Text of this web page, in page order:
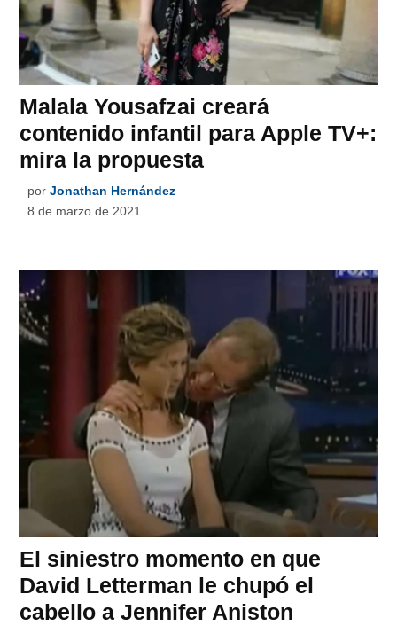
Malala Yousafzai creará
contenido infantil para Apple TV+:
mira la propuesta
por Jonathan Hernández
8 de marzo de 2021
El siniestro momento en que
David Letterman le chupó el
cabello a Jennifer Aniston